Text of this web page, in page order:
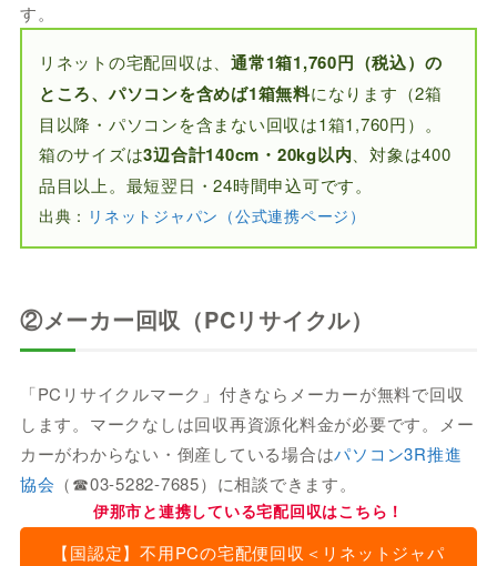
す。
リネットの宅配回収は、通常1箱1,760円（税込）の
ところ、パソコンを含めば1箱無料になります（2箱
目以降・パソコンを含まない回収は1箱1,760円）。
箱のサイズは3辺合計140cm・20kg以内 、対象は400
品目以上。最短翌日・24時間申込可です。
出典： リネットジャパン（公式連携ページ）
②メーカー回収（PCリサイクル）
「PCリサイクルマーク」付きならメーカーが無料で回収
します。マークなしは回収再資源化料金が必要です。メー
カーがわからない・倒産している場合はパソコン3R推進
協会 （☎03-5282-7685）に相談できます。
伊那市と連携している宅配回収はこちら！
【国認定】不用PCの宅配便回収＜リネットジャパ